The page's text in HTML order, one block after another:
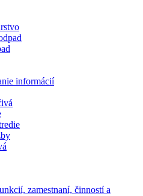
informácií
zamestnaní, činností a